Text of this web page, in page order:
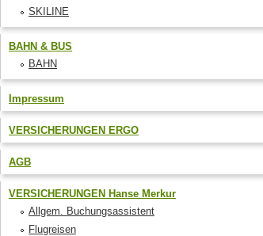
SKILINE
BAHN & BUS
BAHN
Impressum
VERSICHERUNGEN ERGO
AGB
VERSICHERUNGEN Hanse Merkur
Allgem. Buchungsassistent
Flugreisen